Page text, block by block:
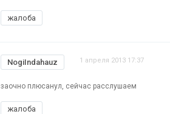
жалоба
NogiIndahauz 1 апреля 2013 17:37
заочно плюсанул, сейчас расслушаем
жалоба